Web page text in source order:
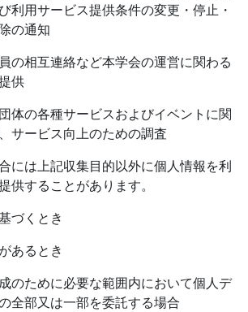
利用サービス提供条件の変更・停止・
の通知
の相互連絡など本学会の運営に関わる
供
体の各種サービスおよびイベントに関
サービス向上のための調査
には上記収集目的以外に個人情報を利
供することがあります。
づくとき
あるとき
のために必要な範囲内において個人デ
全部又は一部を委託する場合